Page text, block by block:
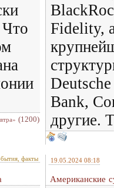
Что
(1200)
Fidelity,
Bank,
другие.
факты 19.05.2024 08:18
Американские